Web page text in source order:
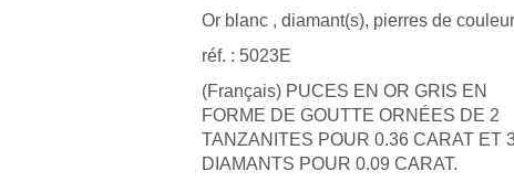
Or blanc , diamant(s), pierres de couleur
réf. : 5023E
(Français) PUCES EN OR GRIS EN
FORME DE GOUTTE ORNÉES DE 2
TANZANITES POUR 0.36 CARAT ET
DIAMANTS POUR 0.09 CARAT.